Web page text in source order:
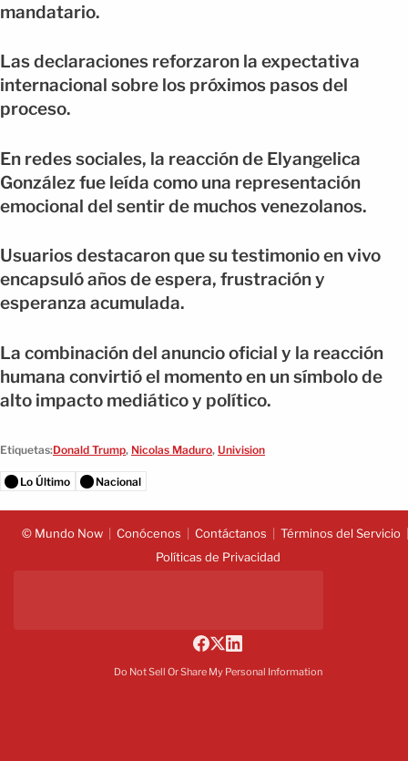
mandatario.
Las declaraciones reforzaron la expectativa
internacional sobre los próximos pasos del
proceso.
En redes sociales, la reacción de Elyangelica
González fue leída como una representación
emocional del sentir de muchos venezolanos.
Usuarios destacaron que su testimonio en vivo
encapsuló años de espera, frustración y
esperanza acumulada.
La combinación del anuncio oficial y la reacción
humana convirtió el momento en un símbolo de
alto impacto mediático y político.
Etiquetas:Donald Trump, Nicolas Maduro, Univision
Lo Último Nacional
© Mundo Now Conócenos Contáctanos
Términos del Servicio
Políticas de Privacidad
Do Not Sell Or Share My Personal Information